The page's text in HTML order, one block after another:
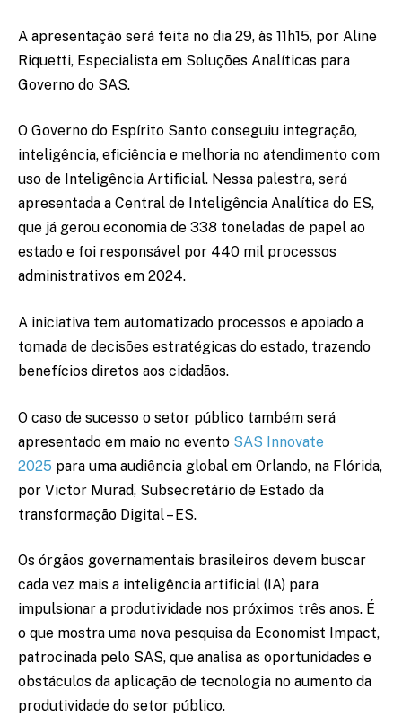
A apresentação será feita no dia 29, às 11h15, por Aline
Riquetti, Especialista em Soluções Analíticas para
Governo do SAS.
O Governo do Espírito Santo conseguiu integração,
inteligência, eficiência e melhoria no atendimento com
uso de Inteligência Artificial. Nessa palestra, será
apresentada a Central de Inteligência Analítica do ES,
que já gerou economia de 338 toneladas de papel ao
estado e foi responsável por 440 mil processos
administrativos em 2024.
A iniciativa tem automatizado processos e apoiado a
tomada de decisões estratégicas do estado, trazendo
benefícios diretos aos cidadãos.
O caso de sucesso o setor público também será
apresentado em maio no evento SAS Innovate
2025 para uma audiência global em Orlando, na Flórida,
por Victor Murad, Subsecretário de Estado da
transformação Digital – ES.
Os órgãos governamentais brasileiros devem buscar
cada vez mais a inteligência artificial (IA) para
impulsionar a produtividade nos próximos três anos. É
o que mostra uma nova pesquisa da Economist Impact,
patrocinada pelo SAS, que analisa as oportunidades e
obstáculos da aplicação de tecnologia no aumento da
produtividade do setor público.